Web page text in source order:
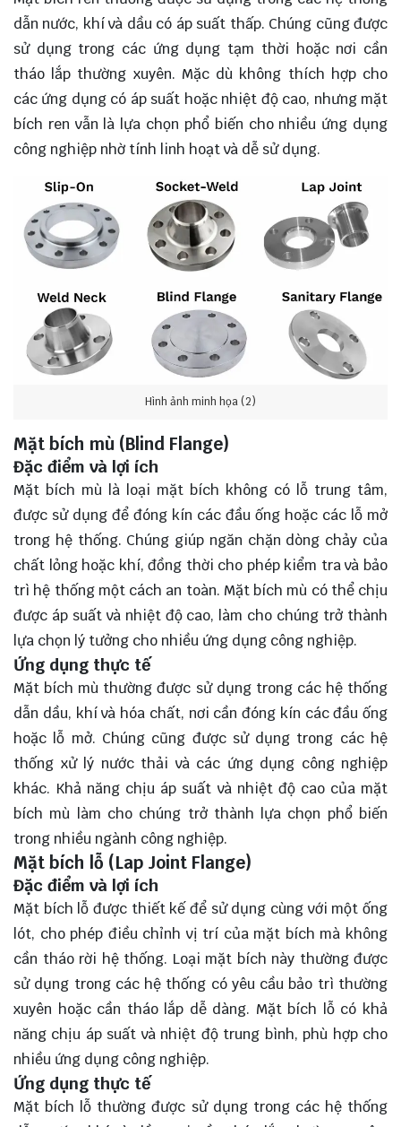
dẫn nước, khí và dầu có áp suất thấp. Chúng cũng được
sử dụng trong các ứng dụng tạm thời hoặc nơi cần
tháo lắp thường xuyên. Mặc dù không thích hợp cho
các ứng dụng có áp suất hoặc nhiệt độ cao, nhưng mặt
bích ren vẫn là lựa chọn phổ biến cho nhiều ứng dụng
công nghiệp nhờ tính linh hoạt và dễ sử dụng.
Hình ảnh minh họa (2)
Mặt bích mù (Blind Flange)
Đặc điểm và lợi ích
Mặt bích mù là loại mặt bích không có lỗ trung tâm,
được sử dụng để đóng kín các đầu ống hoặc các lỗ mở
trong hệ thống. Chúng giúp ngăn chặn dòng chảy của
chất lỏng hoặc khí, đồng thời cho phép kiểm tra và bảo
trì hệ thống một cách an toàn. Mặt bích mù có thể chịu
được áp suất và nhiệt độ cao, làm cho chúng trở thành
lựa chọn lý tưởng cho nhiều ứng dụng công nghiệp.
Ứng dụng thực tế
Mặt bích mù thường được sử dụng trong các hệ thống
dẫn dầu, khí và hóa chất, nơi cần đóng kín các đầu ống
hoặc lỗ mở. Chúng cũng được sử dụng trong các hệ
thống xử lý nước thải và các ứng dụng công nghiệp
khác. Khả năng chịu áp suất và nhiệt độ cao của mặt
bích mù làm cho chúng trở thành lựa chọn phổ biến
trong nhiều ngành công nghiệp.
Mặt bích lỗ (Lap Joint Flange)
Đặc điểm và lợi ích
Mặt bích lỗ được thiết kế để sử dụng cùng với một ống
lót, cho phép điều chỉnh vị trí của mặt bích mà không
cần tháo rời hệ thống. Loại mặt bích này thường được
sử dụng trong các hệ thống có yêu cầu bảo trì thường
xuyên hoặc cần tháo lắp dễ dàng. Mặt bích lỗ có khả
năng chịu áp suất và nhiệt độ trung bình, phù hợp cho
nhiều ứng dụng công nghiệp.
Ứng dụng thực tế
Mặt bích lỗ thường được sử dụng trong các hệ thống